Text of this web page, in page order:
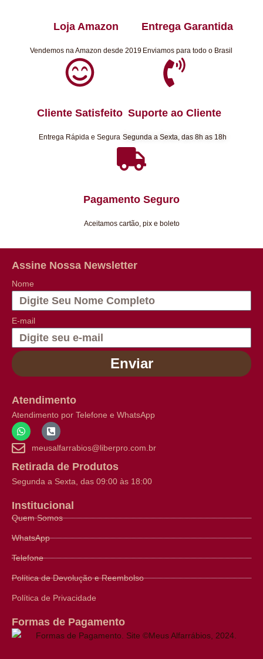
Loja Amazon
Vendemos na Amazon desde 2019
Entrega Garantida
Enviamos para todo o Brasil
Cliente Satisfeito
Entrega Rápida e Segura
Suporte ao Cliente
Segunda a Sexta, das 8h as 18h
Pagamento Seguro
Aceitamos cartão, pix e boleto
Assine Nossa Newsletter
Nome
E-mail
Enviar
Atendimento
Atendimento por Telefone e WhatsApp
meusalfarrabios@liberpro.com.br
Retirada de Produtos
Segunda a Sexta, das 09:00 às 18:00
Institucional
Quem Somos
WhatsApp
Telefone
Política de Devolução e Reembolso
Política de Privacidade
Formas de Pagamento